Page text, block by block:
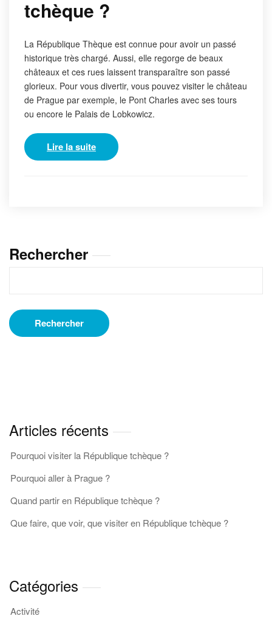
tchèque ?
La République Thèque est connue pour avoir un passé
historique très chargé. Aussi, elle regorge de beaux
châteaux et ces rues laissent transparaître son passé
glorieux. Pour vous divertir, vous pouvez visiter le château
de Prague par exemple, le Pont Charles avec ses tours
ou encore le Palais de Lobkowicz.
Lire la suite
Rechercher
Rechercher
Articles récents
Pourquoi visiter la République tchèque ?
Pourquoi aller à Prague ?
Quand partir en République tchèque ?
Que faire, que voir, que visiter en République tchèque ?
Catégories
Activité